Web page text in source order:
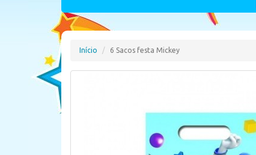
Início 6 Sacos festa Mickey